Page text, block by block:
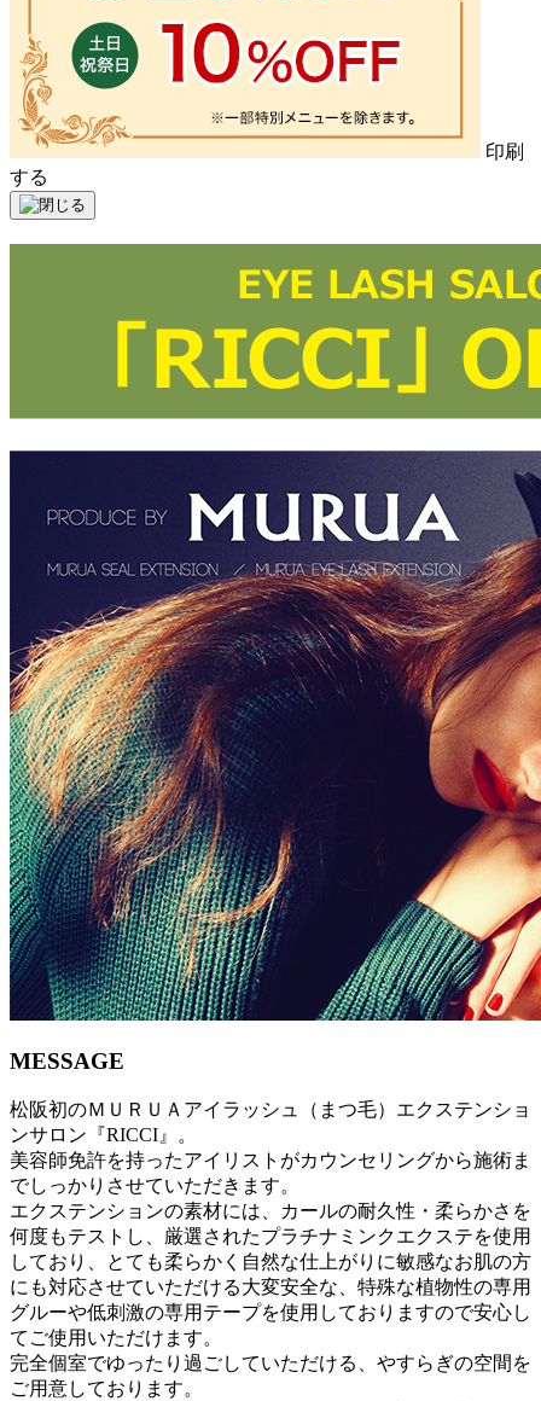
印刷
する
MESSAGE
松阪初のＭＵＲＵＡアイラッシュ（まつ毛）エクステンショ
ンサロン『RICCI』。
美容師免許を持ったアイリストがカウンセリングから施術ま
でしっかりさせていただきます。
エクステンションの素材には、カールの耐久性・柔らかさを
何度もテストし、厳選されたプラチナミンクエクステを使用
しており、とても柔らかく自然な仕上がりに敏感なお肌の方
にも対応させていただける大変安全な、特殊な植物性の専用
グルーや低刺激の専用テープを使用しておりますので安心し
てご使用いただけます。
完全個室でゆったり過ごしていただける、やすらぎの空間を
ご用意しております。